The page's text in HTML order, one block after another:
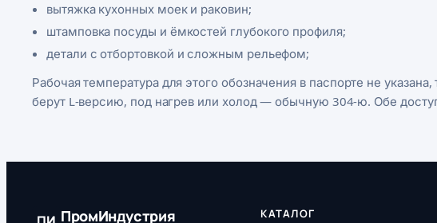
вытяжка кухонных моек и раковин;
штамповка посуды и ёмкостей глубокого профиля;
детали с отбортовкой и сложным рельефом;
Рабочая температура для этого обозначения в паспорте не
берут L-версию, под нагрев или холод — обычную 304-ю. Обе
ПромИндустрия КАТАЛОГ